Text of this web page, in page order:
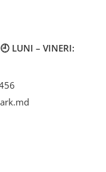
🕘 LUNI – VINERI: